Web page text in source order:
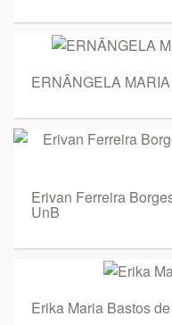
ERNÂNGELA
Erivan Ferreira
UnB
Erika Maria Bastos